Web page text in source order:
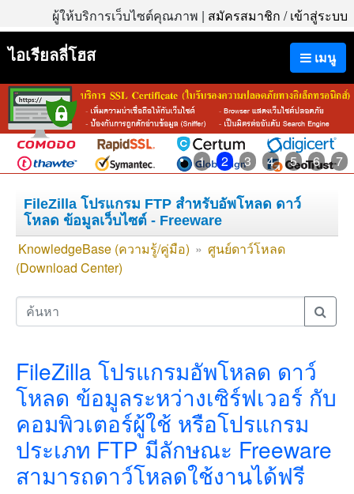
ผู้ให้บริการเว็บไซต์คุณภาพ | สมัครสมาชิก /เข้าสู่ระบบ
เมนู
ไอเรียลลี่โฮส
1 2 3 4 5 6 7
FileZilla โปรแกรม FTP สำหรับอัพโหลด ดาว์
โหลด ข้อมูลเว็บไซต์ - Freeware
KnowledgeBase (ความรู้/คู่มือ) » ศูนย์ดาว์โหลด
(Download Center)
FileZilla โปรแกรมอัพโหลด ดาว์
โหลด ข้อมูลระหว่างเซิร์ฟเวอร์ กับ
คอมพิวเตอร์ผู้ใช้ หรือโปรแกรม
ประเภท FTP มีลักษณะ Freeware
สามารถดาว์โหลดใช้งานได้ฟรี